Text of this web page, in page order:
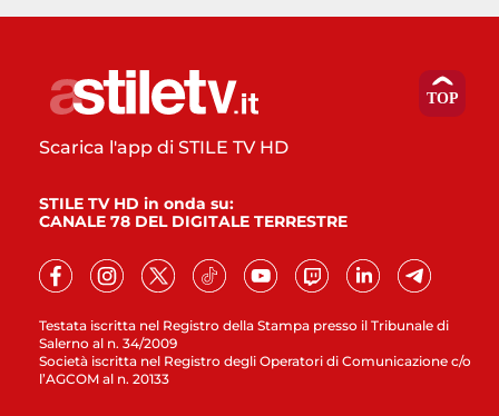
Testata iscritta nel Registro della Stampa presso il Tribunale di
Salerno al n. 34/2009
Società iscritta nel Registro degli Operatori di Comunicazione c/o
l’AGCOM al n. 20133
Scarica l'app di STILE TV HD
STILE TV HD in onda su:
CANALE 78 DEL DIGITALE TERRESTRE